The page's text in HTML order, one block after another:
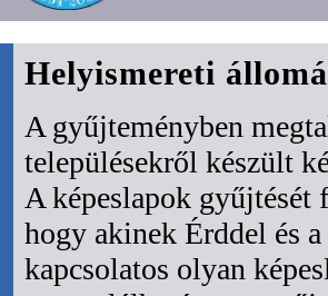
Helyismereti
A gyűjteményben
településekről készült
A képeslapok gyűjtését
hogy akinek Érddel és
kapcsolatos olyan